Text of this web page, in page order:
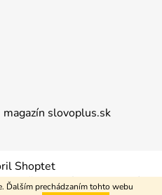
Ďalším prechádzaním tohto webu
magazín slovoplus.sk
Shoptet
. Všetky práva vyhradené.